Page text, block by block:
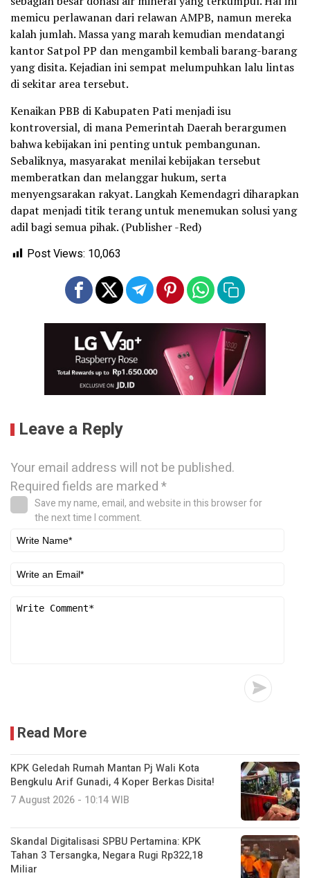
memicu perlawanan dari relawan AMPB, namun mereka
kalah jumlah. Massa yang marah kemudian mendatangi
kantor Satpol PP dan mengambil kembali barang-barang
yang disita. Kejadian ini sempat melumpuhkan lalu lintas
di sekitar area tersebut.
Kenaikan PBB di Kabupaten Pati menjadi isu
kontroversial, di mana Pemerintah Daerah berargumen
bahwa kebijakan ini penting untuk pembangunan.
Sebaliknya, masyarakat menilai kebijakan tersebut
memberatkan dan melanggar hukum, serta
menyengsarakan rakyat. Langkah Kemendagri diharapkan
dapat menjadi titik terang untuk menemukan solusi yang
adil bagi semua pihak. (Publisher -Red)
Post Views: 10,063
Leave a Reply
Your email address will not be published.
Required fields are marked*
Save my name, email, and website in this browser for
the next time I comment.
Read More
KPK Geledah Rumah Mantan Pj Wali Kota
Bengkulu Arif Gunadi, 4 Koper Berkas Disita!
7 August 2026 - 10:14 WIB
Skandal Digitalisasi SPBU Pertamina: KPK
Tahan 3 Tersangka, Negara Rugi Rp322,18
Miliar